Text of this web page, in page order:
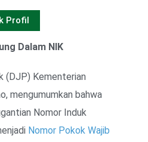
Profil
Dalam NIK
(DJP) Kementerian
mengumumkan bahwa
Nomor Induk
Nomor Pokok Wajib